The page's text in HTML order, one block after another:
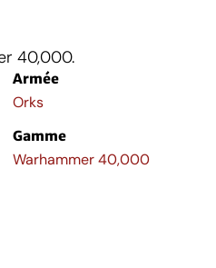
40,000.
Armée
Orks
Gamme
Warhammer 40,000